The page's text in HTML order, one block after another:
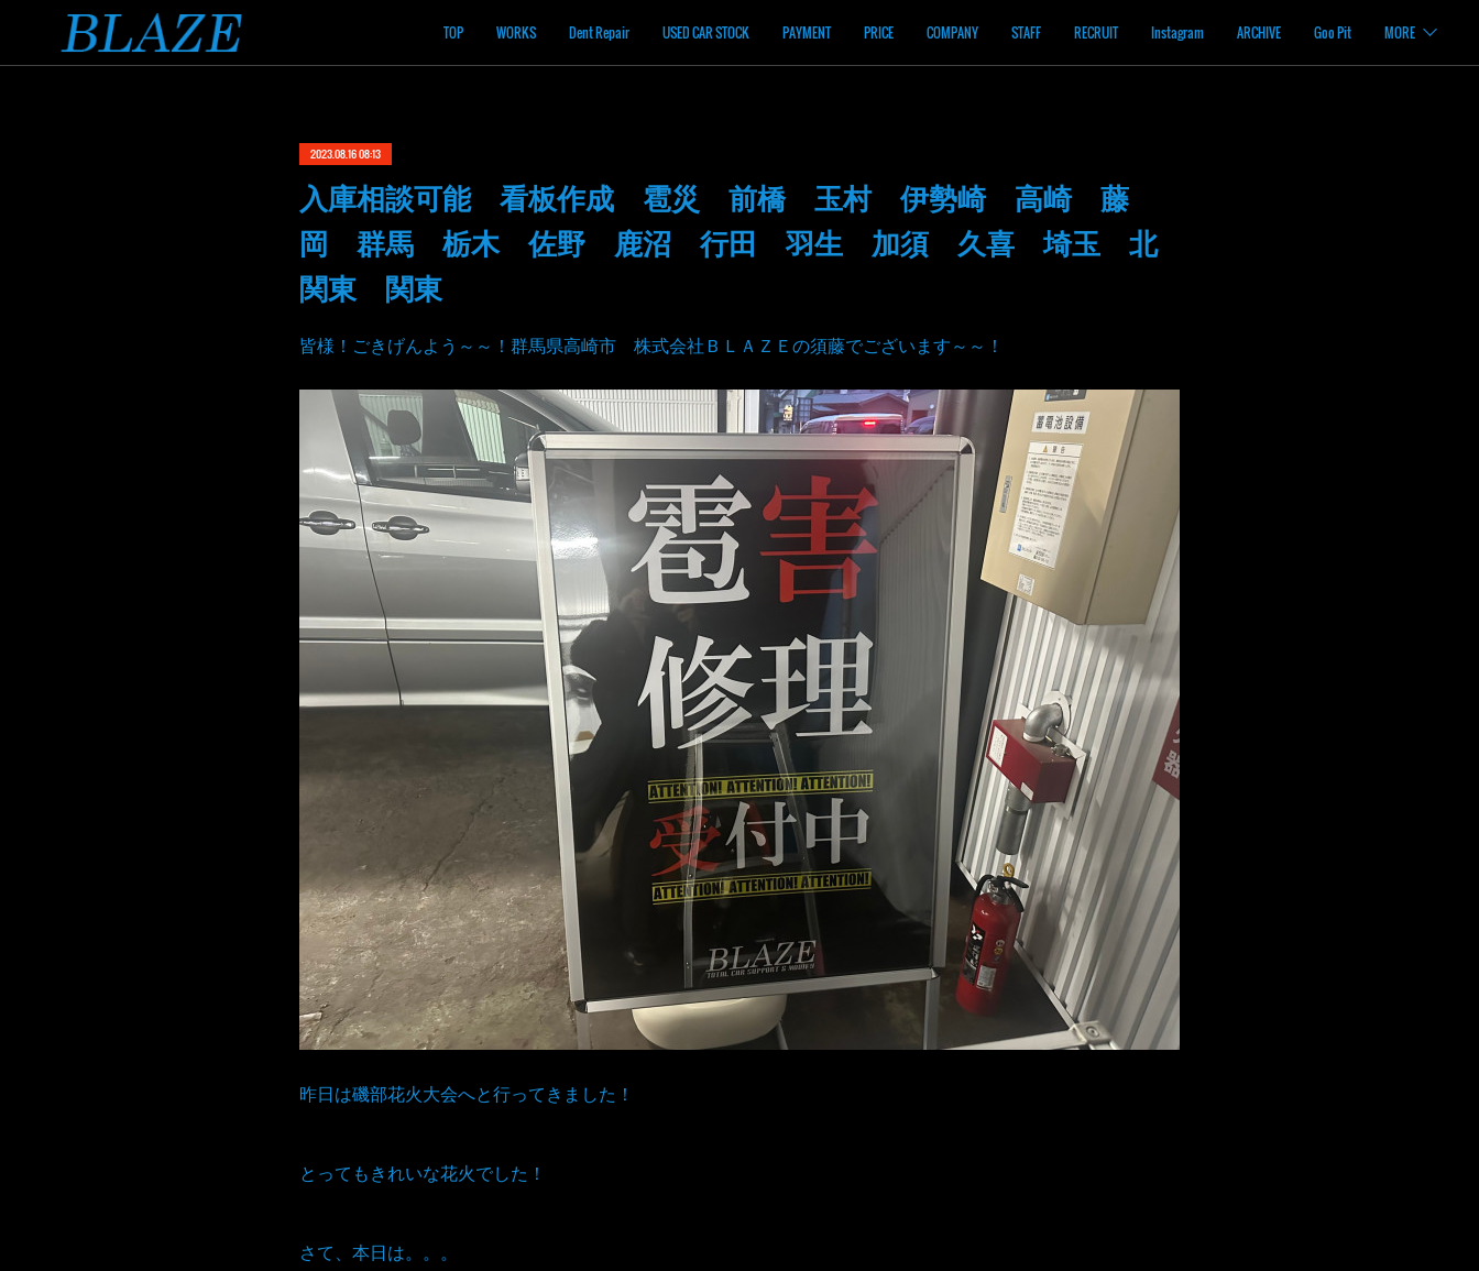
TOP WORKS Dent Repair USED CAR STOCK PAYMENT PRICE COMPANY STAFF RECRUIT Instagram ARCHIVE Goo Pit MORE
2023.08.16 08:13
入庫相談可能 看板作成 雹災 前橋 玉村 伊勢崎 高崎 藤
岡 群馬 栃木 佐野 鹿沼 行田 羽生 加須 久喜 埼玉 北
関東 関東
皆様！ごきげんよう～～！群馬県高崎市 株式会社ＢＬＡＺＥの須藤でございます～～！
昨日は磯部花火大会へと行ってきました！
とってもきれいな花火でした！
さて、本日は。。。